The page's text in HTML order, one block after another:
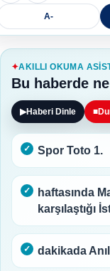
A-
AKILLI OKUMA
Bu haberde
▶Haberi Dinle ■
Spor Toto 1.
haftasında
karşılaştığı
dakikada